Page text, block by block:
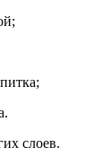
слоев.